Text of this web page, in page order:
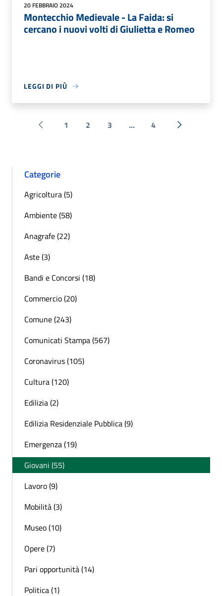
20 FEBBRAIO 2024
Montecchio Medievale - La Faida: si
cercano i nuovi volti di Giulietta e Romeo
LEGGI DI PIÙ
Pagina precedente
1 2 3 ... 4 Successiva
Categorie
Agricoltura (5)
Ambiente (58)
Anagrafe (22)
Aste (3)
Bandi e Concorsi (18)
Commercio (20)
Comune (243)
Comunicati Stampa (567)
Coronavirus (105)
Cultura (120)
Edilizia (2)
Edilizia Residenziale Pubblica (9)
Emergenza (19)
Giovani (55)
Lavoro (9)
Mobilità (3)
Museo (10)
Opere (7)
Pari opportunità (14)
Politica (1)